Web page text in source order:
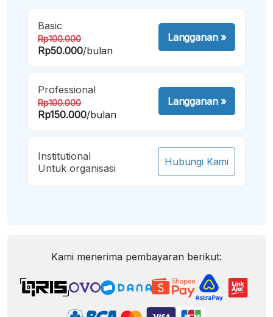
Basic
Rp100.000
Rp50.000/bulan
Langganan»
Professional
Rp100.000
Rp150.000/bulan
Langganan»
Institutional
Untuk organisasi
Hubungi Kami
Kami menerima pembayaran berikut: